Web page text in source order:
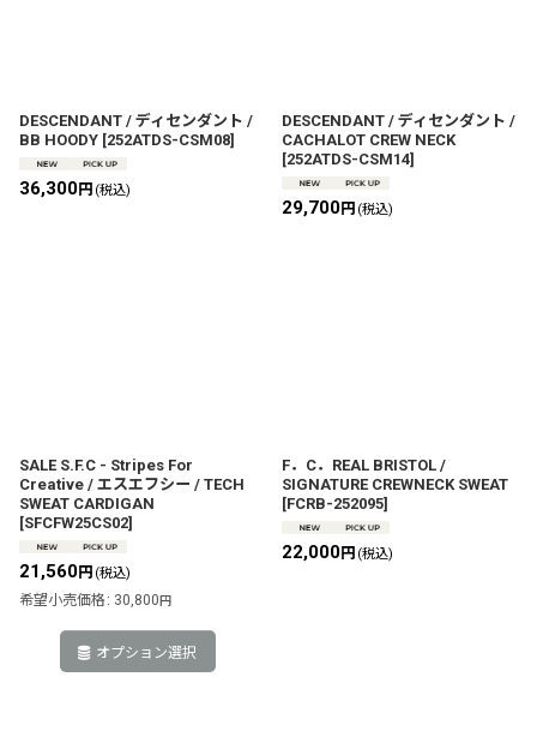
DESCENDANT / ディセンダント /
BB HOODY [252ATDS-CSM08]
36,300円 (税込)
DESCENDANT / ディセンダント /
CACHALOT CREW NECK
[252ATDS-CSM14]
29,700円 (税込)
SALE S.F.C - Stripes For
Creative / エスエフシー / TECH
SWEAT CARDIGAN
[SFCFW25CS02]
21,560円 (税込)
希望小売価格 : 30,800円
オプション選択
F．C．REAL BRISTOL /
SIGNATURE CREWNECK SWEAT
[FCRB-252095]
22,000円 (税込)